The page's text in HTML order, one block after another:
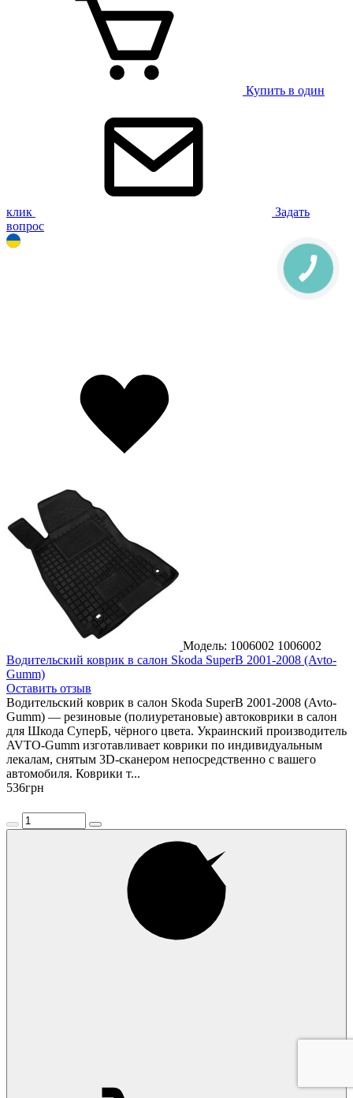
Купить в один
клик
Задать
вопрос
Модель: 1006002 1006002
Водительский коврик в салон Skoda SuperB 2001-2008 (Avto-
Gumm)
Оставить отзыв
Водительский коврик в салон Skoda SuperB 2001-2008 (Avto-
Gumm) — резиновые (полиуретановые) автоковрики в салон
для Шкода СуперБ, чёрного цвета. Украинский производитель
AVTO-Gumm изготавливает коврики по индивидуальным
лекалам, снятым 3D-сканером непосредственно с вашего
автомобиля. Коврики т...
536грн